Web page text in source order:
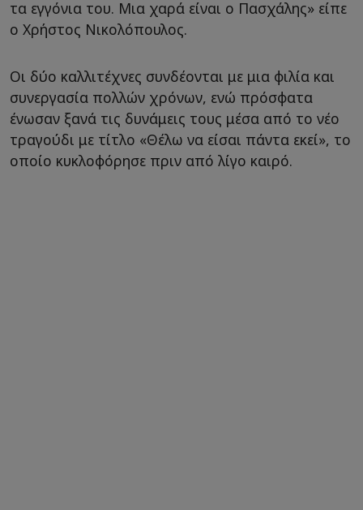
τα εγγόνια του. Μια χαρά είναι ο Πασχάλης» είπε
ο Χρήστος Νικολόπουλος.
Οι δύο καλλιτέχνες συνδέονται με μια φιλία και
συνεργασία πολλών χρόνων, ενώ πρόσφατα
ένωσαν ξανά τις δυνάμεις τους μέσα από το νέο
τραγούδι με τίτλο «Θέλω να είσαι πάντα εκεί», το
οποίο κυκλοφόρησε πριν από λίγο καιρό.